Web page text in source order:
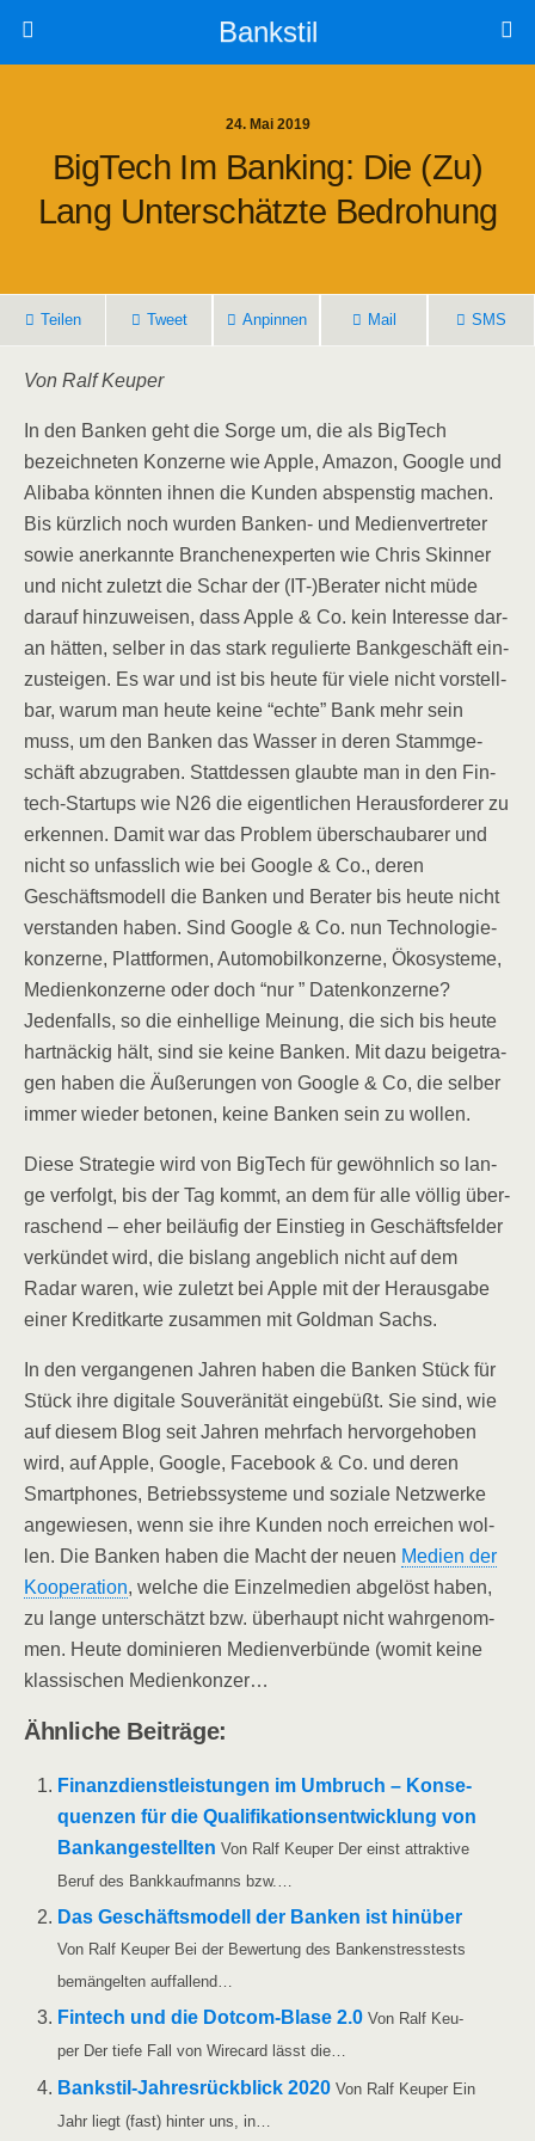
Bankstil
24. Mai 2019
Big­Tech Im Ban­king: Die (zu)
Lang Unter­schätz­te Bedrohung
Tei­len Tweet Anpin­nen Mail SMS
Von Ralf Keuper
In den Ban­ken geht die Sor­ge um, die als Big­Tech
bezeich­ne­ten Kon­zer­ne wie Apple, Ama­zon, Goog­le und
Ali­baba könn­ten ihnen die Kun­den abspens­tig machen.
Bis kürz­lich noch wur­den Ban­ken- und Medi­en­ver­tre­ter
sowie aner­kann­te Bran­chen­ex­per­ten wie Chris Skin­ner
und nicht zuletzt die Schar der (IT-)Berater nicht müde
dar­auf hin­zu­wei­sen, dass Apple & Co. kein Inter­es­se dar­
an hät­ten, sel­ber in das stark regu­lier­te Bank­ge­schäft ein­
zu­stei­gen. Es war und ist bis heu­te für vie­le nicht vor­stell­
bar, war­um man heu­te kei­ne “ech­te” Bank mehr sein
muss, um den Ban­ken das Was­ser in deren Stamm­ge­
schäft abzu­gra­ben. Statt­des­sen glaub­te man in den Fin­
tech-Start­ups wie N26 die eigent­li­chen Her­aus­for­de­rer zu
erken­nen. Damit war das Pro­blem über­schau­ba­rer und
nicht so unfass­lich wie bei Goog­le & Co., deren
Geschäfts­mo­dell die Ban­ken und Bera­ter bis heu­te nicht
ver­stan­den haben. Sind Goog­le & Co. nun Tech­no­lo­gie­
kon­zer­ne, Platt­for­men, Auto­mo­bil­kon­zer­ne, Öko­sys­te­me,
Medi­en­kon­zer­ne oder doch “nur ” Daten­kon­zer­ne?
Jeden­falls, so die ein­hel­li­ge Mei­nung, die sich bis heu­te
hart­nä­ckig hält, sind sie kei­ne Ban­ken. Mit dazu bei­getra­
gen haben die Äuße­run­gen von Goog­le & Co, die sel­ber
immer wie­der beto­nen, kei­ne Ban­ken sein zu wollen.
Die­se Stra­te­gie wird von Big­Tech für gewöhn­lich so lan­
ge ver­folgt, bis der Tag kommt, an dem für alle völ­lig über­
ra­schend – eher bei­läu­fig der Ein­stieg in Geschäfts­fel­der
ver­kün­det wird, die bis­lang angeb­lich nicht auf dem
Radar waren, wie zuletzt bei Apple mit der Her­aus­ga­be
einer Kre­dit­kar­te zusam­men mit Gold­man Sachs.
In den ver­gan­ge­nen Jah­ren haben die Ban­ken Stück für
Stück ihre digi­ta­le Sou­ve­rä­ni­tät ein­ge­büßt. Sie sind, wie
auf die­sem Blog seit Jah­ren mehr­fach her­vor­ge­ho­ben
wird, auf Apple, Goog­le, Face­book & Co. und deren
Smart­phones, Betriebs­sys­te­me und sozia­le Netz­wer­ke
ange­wie­sen, wenn sie ihre Kun­den noch errei­chen wol­
len. Die Ban­ken haben die Macht der neu­en Medi­en der
Koope­ra­ti­on, wel­che die Ein­zel­me­di­en abge­löst haben,
zu lan­ge unter­schätzt bzw. über­haupt nicht wahr­ge­nom­
men. Heu­te domi­nie­ren Medi­en­ver­bün­de (womit kei­ne
klas­si­schen Medienkonzer…
Ähn­li­che Beiträge:
Finanz­dienst­leis­tun­gen im Umbruch – Kon­se­
quen­zen für die Qua­li­fi­ka­ti­ons­ent­wick­lung von
Bank­an­ge­stell­ten Von Ralf Keu­per Der einst attrak­ti­ve
Beruf des Bank­kauf­manns bzw.…
Das Geschäfts­mo­dell der Ban­ken ist hin­über
Von Ralf Keu­per Bei der Bewer­tung des Ban­ken­stress­tests
bemän­gel­ten auffallend…
Fin­tech und die Dot­­com-Bla­­se 2.0 Von Ralf Keu­
per Der tie­fe Fall von Wire­card lässt die…
Ban­k­­stil-Jah­­res­rück­­blick 2020 Von Ralf Keu­per Ein
Jahr liegt (fast) hin­ter uns, in…